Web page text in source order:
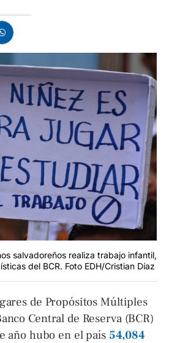
salvadoreños realiza trabajo infantil,
del BCR. Foto EDH/Cristian Díaz
de Propósitos Múltiples
Central de Reserva (BCR)
año hubo en el país 54,084